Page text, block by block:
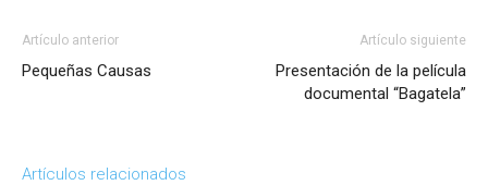
Artículo anterior
Pequeñas Causas
Artículo siguiente
Presentación de la película
documental “Bagatela”
Artículos relacionados